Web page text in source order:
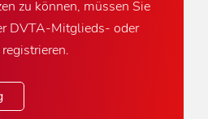
zu können, müssen Sie
DVTA-Mitglieds- oder